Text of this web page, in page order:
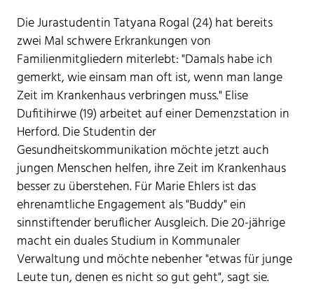
Die Jurastudentin Tatyana Rogal (24) hat bereits
zwei Mal schwere Erkrankungen von
Familienmitgliedern miterlebt: "Damals habe ich
gemerkt, wie einsam man oft ist, wenn man lange
Zeit im Krankenhaus verbringen muss." Elise
Dufitihirwe (19) arbeitet auf einer Demenzstation in
Herford. Die Studentin der
Gesundheitskommunikation möchte jetzt auch
jungen Menschen helfen, ihre Zeit im Krankenhaus
besser zu überstehen. Für Marie Ehlers ist das
ehrenamtliche Engagement als "Buddy" ein
sinnstiftender beruflicher Ausgleich. Die 20-jährige
macht ein duales Studium in Kommunaler
Verwaltung und möchte nebenher "etwas für junge
Leute tun, denen es nicht so gut geht", sagt sie.